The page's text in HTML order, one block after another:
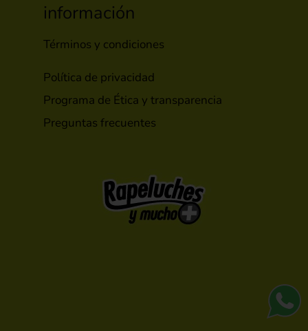
información
Términos y condiciones
Política de privacidad
Programa de Ética y transparencia
Preguntas frecuentes